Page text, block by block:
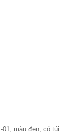
màu đen, có túi